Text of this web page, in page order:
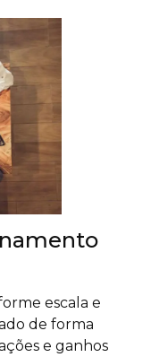
escala e
de forma
e ganhos